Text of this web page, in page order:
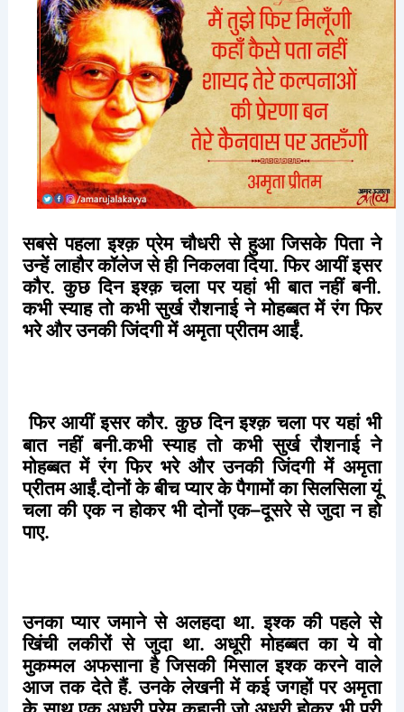
सबसे पहला इश्क़ प्रेम चौधरी से हुआ जिसके पिता ने
उन्हें लाहौर कॉलेज से ही निकलवा दिया.फिर आयीं इसर
कौर.कुछ दिन इश्क़ चला पर यहां भी बात नहीं बनी.
कभी स्याह तो कभी सुर्ख रौशनाई ने मोहब्बत में रंग फिर
भरेऔरउनकीजिंदगीमेंअमृताप्रीतमआईं.
फिर आयीं इसर कौर.कुछ दिन इश्क़ चला पर यहां भी
बात नहीं बनी.कभी स्याह तो कभी सुर्ख रौशनाई ने
मोहब्बत में रंग फिर भरे और उनकी जिंदगी में अमृता
प्रीतमआईं.दोनोंकेबीचप्यारकेपैगामोंकासिलसिलायूं
चला की एक न होकर भी दोनों एक–दूसरे से जुदा न हो
पाए.
उनका प्यार जमाने से अलहदा था.इश्क की पहले से
खिंची लकीरों से जुदा था.अधूरी मोहब्बत का ये वो
मुकम्मल अफसाना है जिसकी मिसाल इश्क करने वाले
आज तक देते हैं.उनके लेखनी में कई जगहों पर अमृता